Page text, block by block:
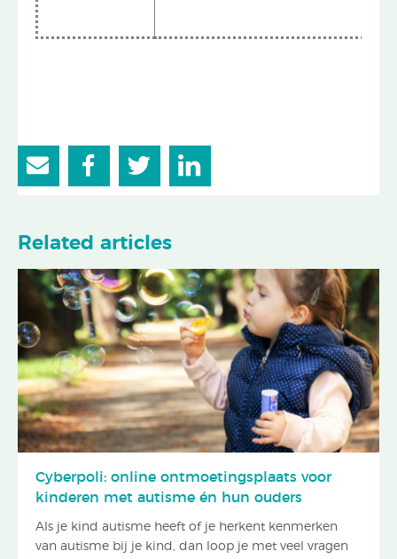
Related articles
Cyberpoli: online ontmoetingsplaats voor
kinderen met autisme én hun ouders
Als je kind autisme heeft of je herkent kenmerken
van autisme bij je kind, dan loop je met veel vragen